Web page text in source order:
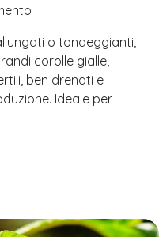
o tondeggianti,
corolle gialle,
ben drenati e
Ideale per